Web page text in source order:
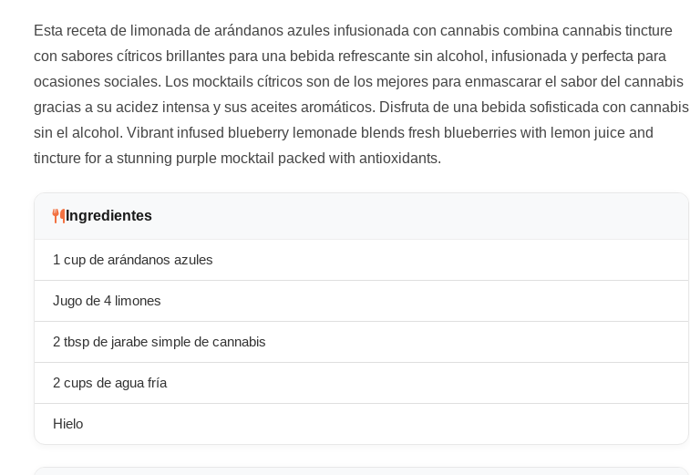
Esta receta de limonada de arándanos azules infusionada con cannabis combina cannabis tincture
con sabores cítricos brillantes para una bebida refrescante sin alcohol, infusionada y perfecta para
ocasiones sociales. Los mocktails cítricos son de los mejores para enmascarar el sabor del cannabis
gracias a su acidez intensa y sus aceites aromáticos. Disfruta de una bebida sofisticada con cannabis
sin el alcohol. Vibrant infused blueberry lemonade blends fresh blueberries with lemon juice and
tincture for a stunning purple mocktail packed with antioxidants.
Ingredientes
1 cup de arándanos azules
Jugo de 4 limones
2 tbsp de jarabe simple de cannabis
2 cups de agua fría
Hielo